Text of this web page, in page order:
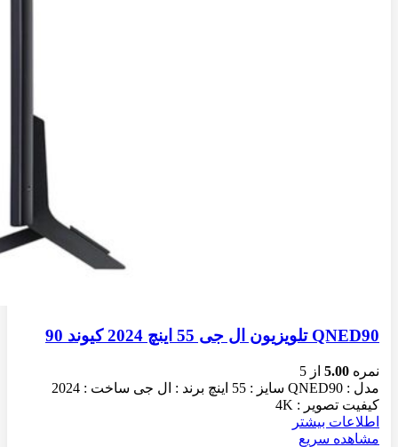
QNED90 تلویزیون ال جی 55 اینچ 2024 کیوند 90
نمره 5.00 از 5
مدل : QNED90 سایز : 55 اینچ برند : ال جی ساخت : 2024
کیفیت تصویر : 4K
اطلاعات بیشتر
مشاهده سریع